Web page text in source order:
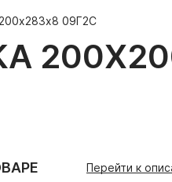
09Г2С
Перейти к